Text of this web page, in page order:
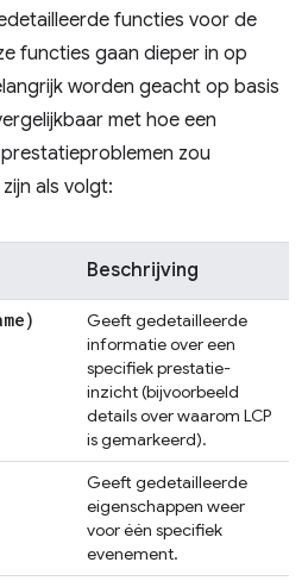
functies voor de
functies gaan dieper in op
worden geacht op basis
met hoe een
zou
als volgt:
Beschrijving
Geeft gedetailleerde
informatie over een
specifiek prestatie-
inzicht (bijvoorbeeld
details over waarom LCP
is gemarkeerd).
Geeft gedetailleerde
eigenschappen weer
voor één specifiek
evenement.